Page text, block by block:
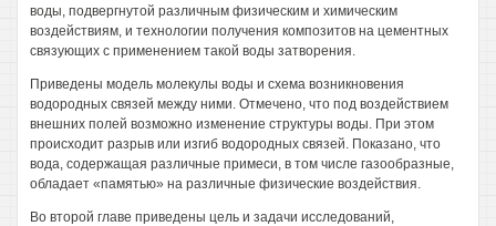
воды, подвергнутой различным физическим и химическим
воздействиям, и технологии получения композитов на цементных
связующих с применением такой воды затворения.
Приведены модель молекулы воды и схема возникновения
водородных связей между ними. Отмечено, что под воздействием
внешних полей возможно изменение структуры воды. При этом
происходит разрыв или изгиб водородных связей. Показано, что
вода, содержащая различные примеси, в том числе газообразные,
обладает «памятью» на различные физические воздействия.
Во второй главе приведены цель и задачи исследований,